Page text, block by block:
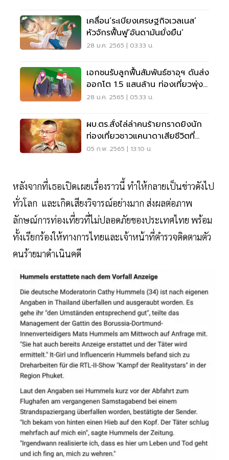
เคลื่อน‘ระเบียงเศรษฐกิจเวลเนส’
หัวจักรฟื้นฟู‘อันดามันยั่งยืน’
28 ม.ค. 2565 | 03:33 น.
เอกชนรับลูกฟื้นสัมพันธ์ซาอุฯ ดันส่ง
ออกโต 1.5 แสนล้าน ท่องเที่ยวพุ่ง
10 เท่า
28 ม.ค. 2565 | 05:33 น.
ผบ.ตร.สั่งไล่ล่าคนร้ายกราดยิงนัก
ท่องเที่ยวชาวแคนาดาเสียชีวิตที่
ภูเก็ต
05 ก.พ. 2565 | 13:10 น.
หลังจากที่เธอเปิดเผยเรื่องราวนี้ ทำให้กลายเป็นข่าวดังไป
ทั่วโลก และเกิดเสียงวิจารณ์อย่างมาก ส่งผลต่อภาพ
ลักษณ์การท่องเที่ยวที่ไม่ปลอดภัยของประเทศไทย พร้อม
ทั้งเรียกร้องให้ทางการไทยและเจ้าหน้าที่ตำรวจติดตามตัว
คนร้ายมาดำเนินคดี